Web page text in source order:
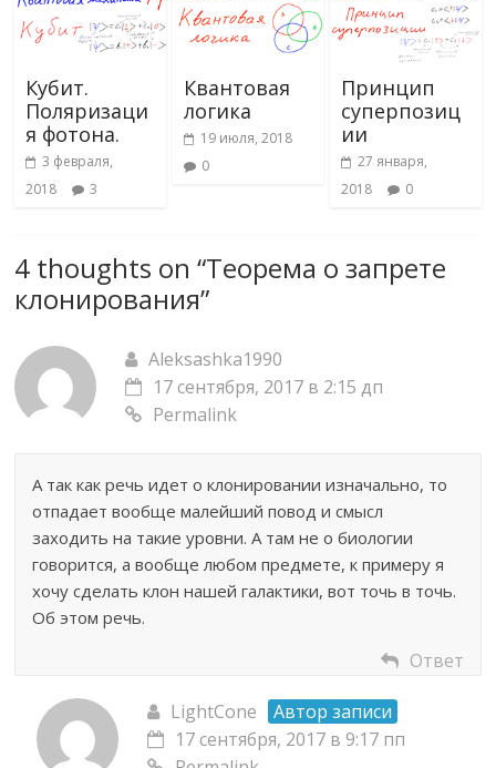
Кубит.
Поляризаци
я фотона.
3 февраля,
2018
3
Квантовая
логика
19 июля, 2018
0
Принцип
суперпозиц
ии
27 января,
2018
0
4 thoughts on “Теорема о запрете
клонирования”
Aleksashka1990
17 сентября, 2017 в 2:15 дп
Permalink
А так как речь идет о клонировании изначально, то
отпадает вообще малейший повод и смысл
заходить на такие уровни. А там не о биологии
говорится, а вообще любом предмете, к примеру я
хочу сделать клон нашей галактики, вот точь в точь.
Об этом речь.
Ответ
LightCone
Автор записи
17 сентября, 2017 в 9:17 пп